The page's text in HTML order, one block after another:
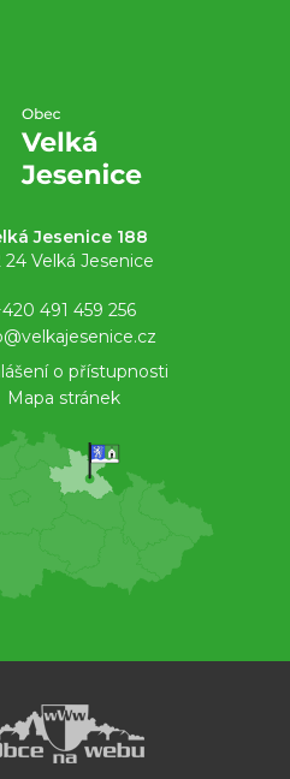
Jesenice 188
24 Velká Jesenice
491 459 256
o přístupnosti
Mapa stránek